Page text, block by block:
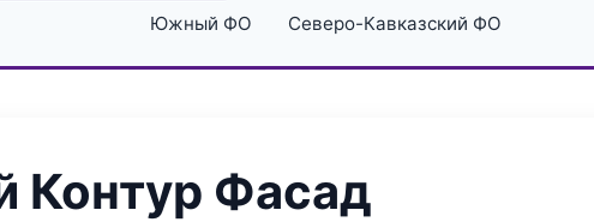
Южный ФО Северо-Кавказский ФО
Контур Фасад